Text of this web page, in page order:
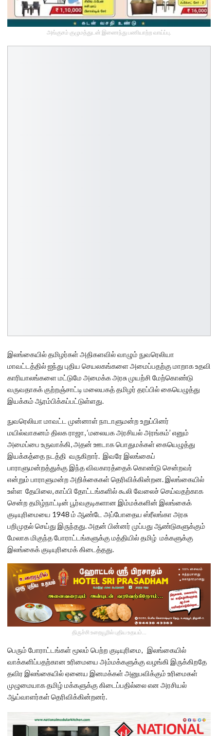
அங்குசம் குழுமத்துடன் இணைந்து பணியாற்ற வாய்ப்பு.
இலங்கையில் தமிழர்கள் அதிகளவில் வாழும் நுவரெலியா
மாவட்டத்தில் ஐந்து புதிய செயலகங்களை அமைப்பதற்கு மாறாக உதவி
காரியாலங்களை மட்டுமே அமைக்க அரசு முயற்சி மேற்கொண்டு
வருவதாகக் குற்றஞ்சாட்டி மலையகத் தமிழர் தரப்பில் கையெழுத்து
இயக்கம் ஆரம்பிக்கப்பட்டுள்ளது.
நுவரெலியா மாவட்ட முன்னாள் நாடாளுமன்ற உறுப்பினர்
மயில்வாகனம் திலக ராஜா, ‘மலையக அரசியல் அரங்கம்’ எனும்
அமைப்பை உருவாக்கி, அதன் ஊடாக பொதுமக்கள் கையெழுத்து
இயக்கத்தை நடத்தி வருகிறார். இவரே இலங்கைப்
பாராளுமன்றத்துக்கு இந்த விவகாரத்தைக் கொண்டு சென்றவர்
என்றும் பாராளுமன்ற அறிக்கைகள் தெரிவிக்கின்றன. இலங்கையில்
உள்ள தேயிலை, காப்பி தோட்டங்களில் கூலி வேலைச் செய்வதற்காக
சென்ற தமிழ்நாட்டின் பூர்வகுடிகளான இம்மக்களின் இலங்கைக்
குடியுரிமையை 1948 ம் ஆண்டே அப்போதைய ஸ்ரீலங்கா அரசு
பறிமுதல் செய்து இருந்தது. அதன் பின்னர் முப்பது ஆண்டுகளுக்கும்
மேலாக மிகுந்த போராட்டங்களுக்கு மத்தியில் தமிழ் மக்களுக்கு
இலங்கைக் குடியுரிமைக் கிடைத்தது.
திருச்சி உறையூரில் புதிய உதயம்...
பெரும் போராட்டங்கள் மூலம் பெற்ற குடியுரிமை, இலங்கையில்
வாக்களிப்பதற்கான உரிமையை அம்மக்களுக்கு வழங்கி இருக்கிறதே
தவிர இலங்கையில் ஏனைய இனமக்கள் அனுபவிக்கும் உரிமைகள்
முழுமையாக தமிழ் மக்களுக்கு கிடைப்பதில்லை என அரசியல்
ஆய்வாளர்கள் தெரிவிக்கின்றனர்.